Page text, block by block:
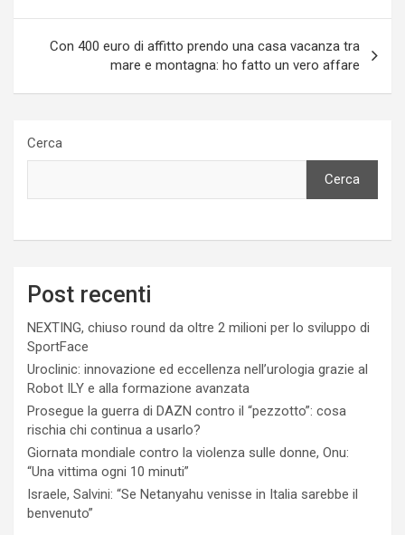
Con 400 euro di affitto prendo una casa vacanza tra
mare e montagna: ho fatto un vero affare
Cerca
Cerca
Post recenti
NEXTING, chiuso round da oltre 2 milioni per lo sviluppo di
SportFace
Uroclinic: innovazione ed eccellenza nell’urologia grazie al
Robot ILY e alla formazione avanzata
Prosegue la guerra di DAZN contro il “pezzotto”: cosa
rischia chi continua a usarlo?
Giornata mondiale contro la violenza sulle donne, Onu:
“Una vittima ogni 10 minuti”
Israele, Salvini: “Se Netanyahu venisse in Italia sarebbe il
benvenuto”